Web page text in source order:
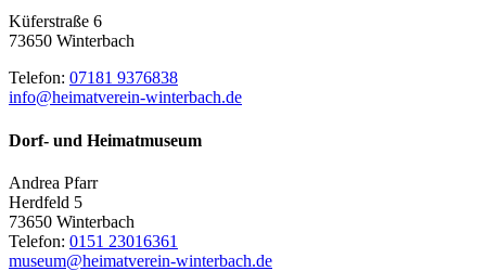
Küferstraße 6
73650 Winterbach
Telefon: 07181 9376838
info@heimatverein-winterbach.de
Dorf- und Heimatmuseum
Andrea Pfarr
Herdfeld 5
73650 Winterbach
Telefon: 0151 23016361
museum@heimatverein-winterbach.de